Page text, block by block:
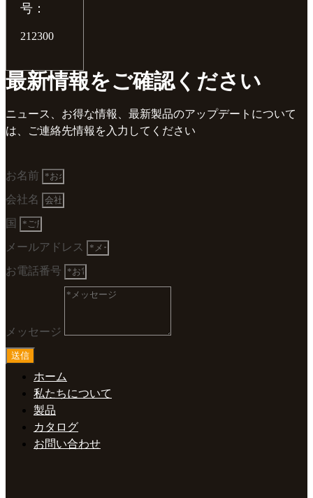
号：
212300
最新情報をご確認ください
ニュース、お得な情報、最新製品のアップデートについて
は、ご連絡先情報を入力してください
お名前
会社名
国
メールアドレス
お電話番号
メッセージ
送信
ホーム
私たちについて
製品
カタログ
お問い合わせ